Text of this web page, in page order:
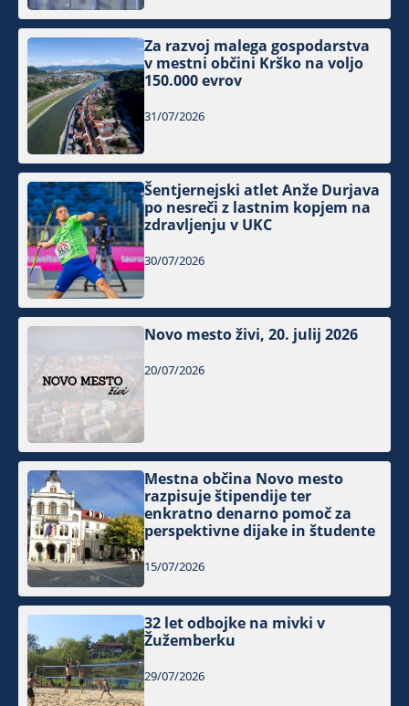
Za razvoj malega gospodarstva
v mestni občini Krško na voljo
150.000 evrov
31/07/2026
Šentjernejski atlet Anže Durjava
po nesreči z lastnim kopjem na
zdravljenju v UKC
30/07/2026
Novo mesto živi, 20. julij 2026
20/07/2026
Mestna občina Novo mesto
razpisuje štipendije ter
enkratno denarno pomoč za
perspektivne dijake in študente
15/07/2026
32 let odbojke na mivki v
Žužemberku
29/07/2026